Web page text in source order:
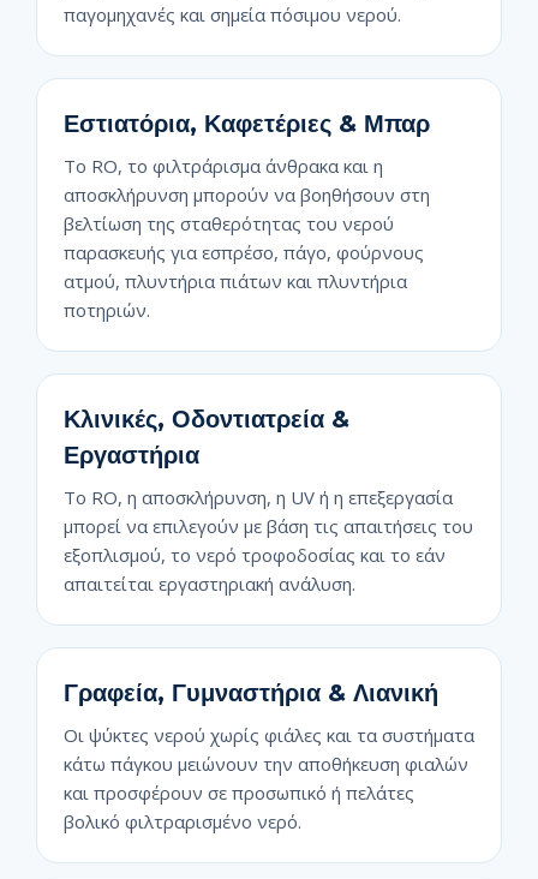
παγομηχανές και σημεία πόσιμου νερού.
Εστιατόρια, Καφετέριες & Μπαρ
Το RO, το φιλτράρισμα άνθρακα και η
αποσκλήρυνση μπορούν να βοηθήσουν στη
βελτίωση της σταθερότητας του νερού
παρασκευής για εσπρέσο, πάγο, φούρνους
ατμού, πλυντήρια πιάτων και πλυντήρια
ποτηριών.
Κλινικές, Οδοντιατρεία &
Εργαστήρια
Το RO, η αποσκλήρυνση, η UV ή η επεξεργασία
μπορεί να επιλεγούν με βάση τις απαιτήσεις του
εξοπλισμού, το νερό τροφοδοσίας και το εάν
απαιτείται εργαστηριακή ανάλυση.
Γραφεία, Γυμναστήρια & Λιανική
Οι ψύκτες νερού χωρίς φιάλες και τα συστήματα
κάτω πάγκου μειώνουν την αποθήκευση φιαλών
και προσφέρουν σε προσωπικό ή πελάτες
βολικό φιλτραρισμένο νερό.